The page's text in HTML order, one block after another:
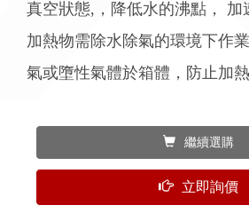
真空狀態,，降低水的沸點， 加
加熱物需除水除氣的環境下作
氣或墮性氣體於箱體，防止加
繼續選購
立即詢價